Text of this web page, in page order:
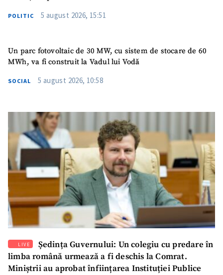
POLITIC 5 august 2026, 15:51
Un parc fotovoltaic de 30 MW, cu sistem de stocare de 60
MWh, va fi construit la Vadul lui Vodă
SOCIAL 5 august 2026, 10:58
LIVE
Ședința Guvernului: Un colegiu cu predare în
limba română urmează a fi deschis la Comrat.
Miniștrii au aprobat înființarea Instituției Publice